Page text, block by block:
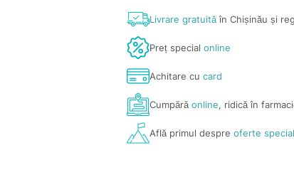
Livrare gratuităîn Chișinău și
Preț specialonline
Achitare cucard
Cumpărăonline, ridică în
Află primul despreoferte